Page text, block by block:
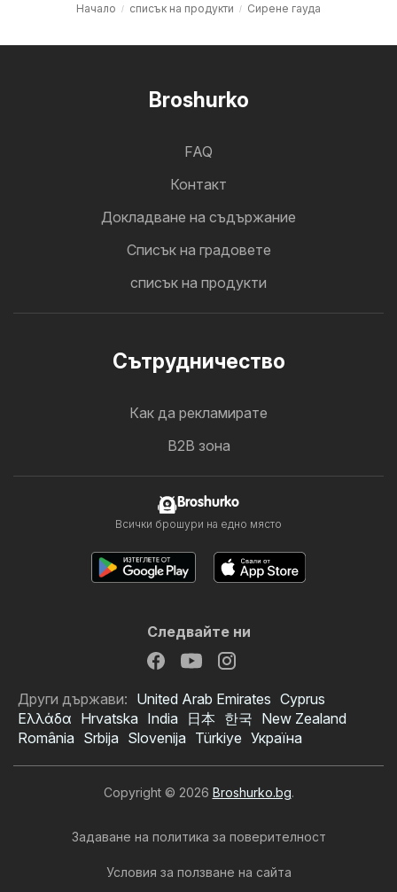
Начало списък на продукти Сирене гауда
Broshurko
FAQ
Контакт
Докладване на съдържание
Cписък на градовете
списък на продукти
Cътрудничество
Как да рекламирате
B2B зона
Broshurko
Всички брошури на едно място
Следвайте ни
Други държави: United Arab Emirates Cyprus
Ελλάδα Hrvatska India 日本 한국 New Zealand
România Srbija Slovenija Türkiye Україна
Copyright © 2026 Broshurko.bg.
Задаване на политика за поверителност
Условия за ползване на сайта